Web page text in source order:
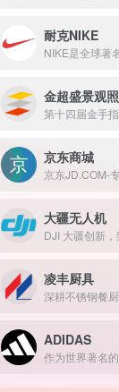
耐克NIKE
金超盛景观
京东商城
大疆无人机
凌丰厨具
深耕不锈钢餐
ADIDAS